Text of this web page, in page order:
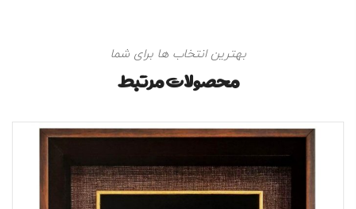
بهترین انتخاب ها برای شما
محصولات مرتبط